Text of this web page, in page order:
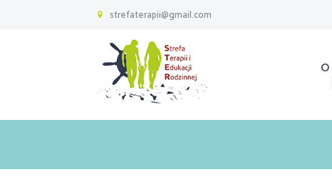
strefaterapii@gmail.com